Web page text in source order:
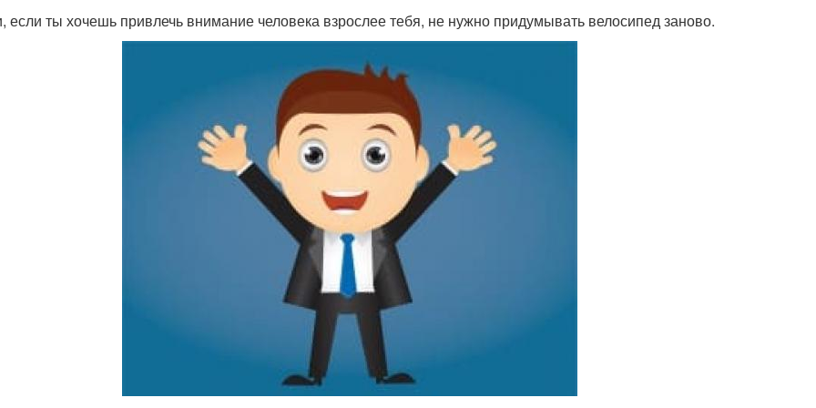
если ты хочешь привлечь внимание человека взрослее тебя, не нужно придумывать велосипед заново.